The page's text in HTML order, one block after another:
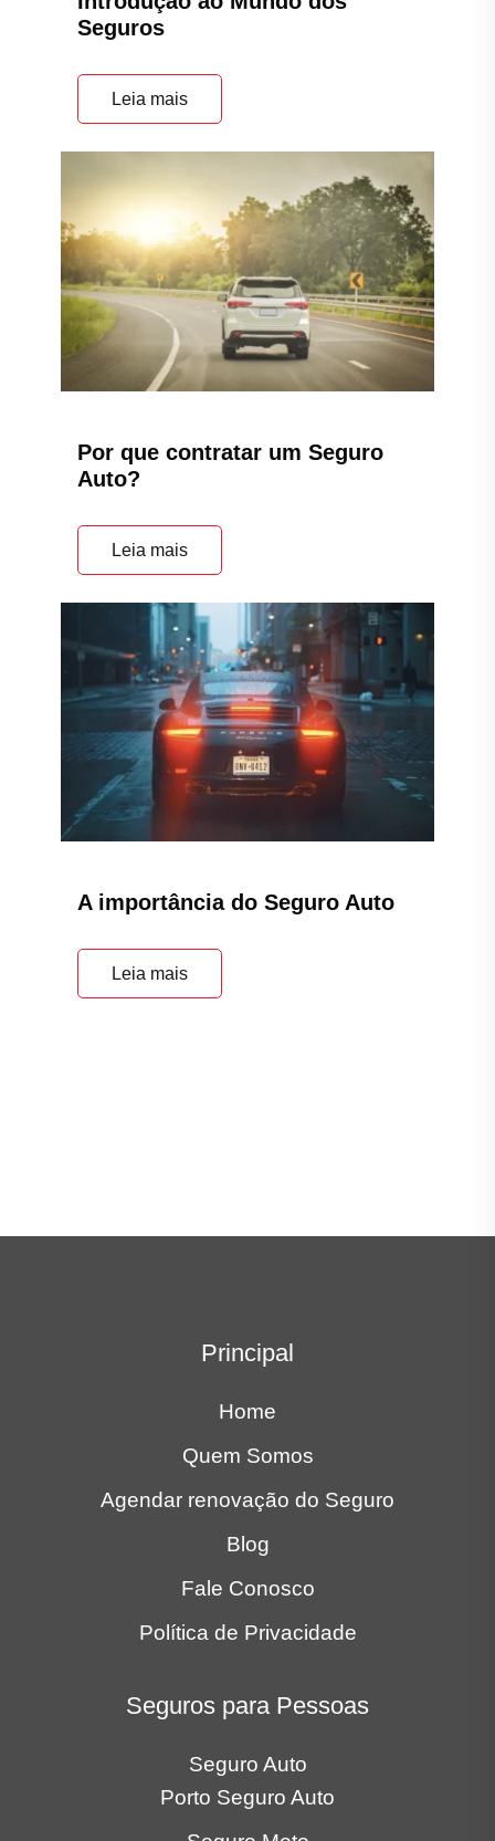
Seguros
Leia mais
Por que contratar um Seguro
Auto?
Leia mais
A importância do Seguro Auto
Leia mais
Principal
Home
Quem Somos
Agendar renovação do Seguro
Blog
Fale Conosco
Política de Privacidade
Seguros para Pessoas
Seguro Auto
Porto Seguro Auto